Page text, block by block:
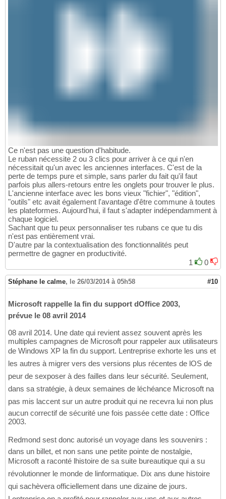
Ce n'est pas une question d'habitude.
Le ruban nécessite 2 ou 3 clics pour arriver à ce qui n'en
nécessitait qu'un avec les anciennes interfaces. C'est de la
perte de temps pure et simple, sans parler du fait qu'il faut
parfois plus allers-retours entre les onglets pour trouver le plus.
L'ancienne interface avec les bons vieux "fichier", "édition",
"outils" etc avait également l'avantage d'être commune à toutes
les plateformes. Aujourd'hui, il faut s'adapter indépendamment à
chaque logiciel.
Sachant que tu peux personnaliser tes rubans ce que tu dis
n'est pas entièrement vrai.
D'autre par la contextualisation des fonctionnalités peut
permettre de gagner en productivité.
1
0
Stéphane le calme, le 26/03/2014 à 05h58 #10
Microsoft rappelle la fin du support dOffice 2003,
prévue le 08 avril 2014
08 avril 2014. Une date qui revient assez souvent après les
multiples campagnes de Microsoft pour rappeler aux utilisateurs
de Windows XP la fin du support. Lentreprise exhorte les uns et
les autres à migrer vers des versions plus récentes de lOS de
peur de sexposer à des failles dans leur sécurité. Seulement,
dans sa stratégie, à deux semaines de léchéance Microsoft na
pas mis laccent sur un autre produit qui ne recevra lui non plus
aucun correctif de sécurité une fois passée cette date : Office
2003.
Redmond sest donc autorisé un voyage dans les souvenirs :
dans un billet, et non sans une petite pointe de nostalgie,
Microsoft a raconté lhistoire de sa suite bureautique qui a su
révolutionner le monde de linformatique. Dix ans dune histoire
qui sachèvera officiellement dans une dizaine de jours.